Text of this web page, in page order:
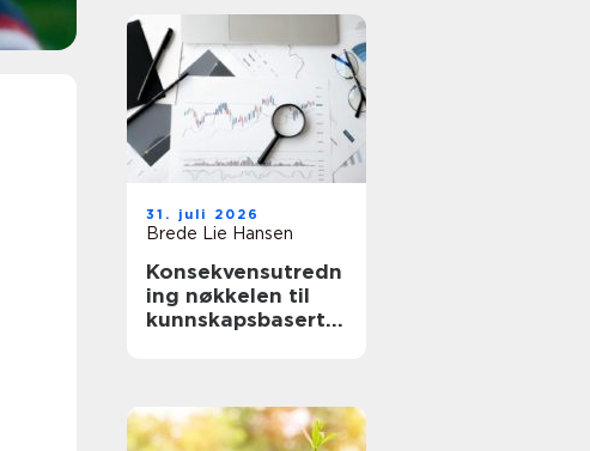
31. juli 2026
Brede Lie Hansen
Konsekvensutredn
ing nøkkelen til
kunnskapsbaserte